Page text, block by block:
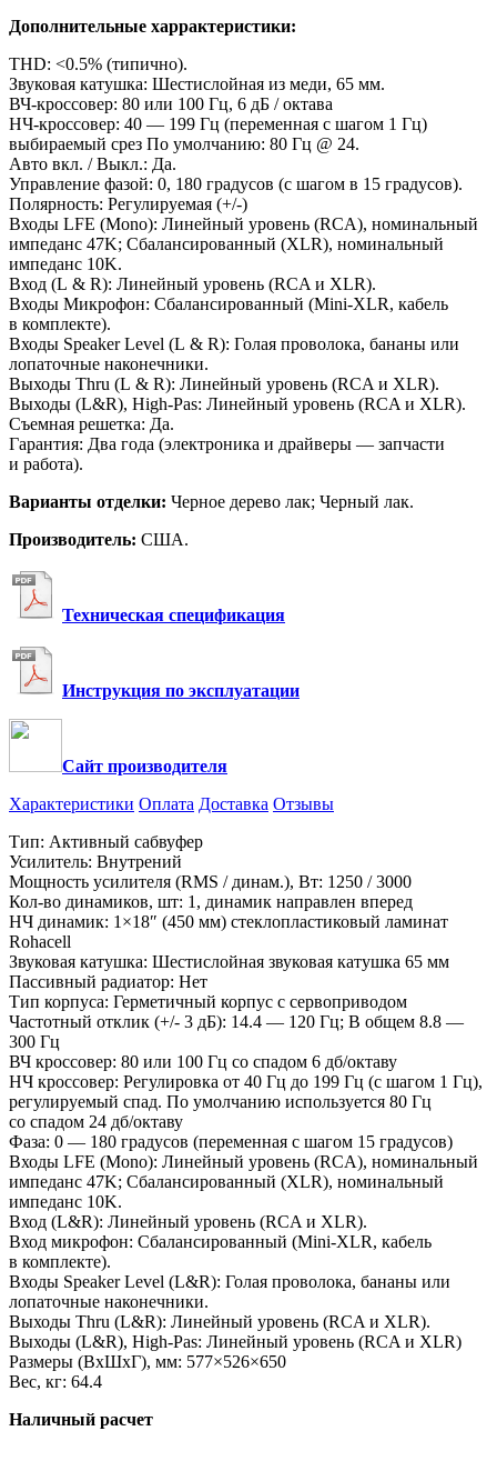
Дополнительные харрактеристики:
THD: <0.5% (типично).
Звуковая катушка: Шестислойная из меди, 65 мм.
ВЧ-кроссовер: 80 или 100 Гц, 6 дБ / октава
НЧ-кроссовер: 40 — 199 Гц (переменная с шагом 1 Гц)
выбираемый срез По умолчанию: 80 Гц @ 24.
Авто вкл. / Выкл.: Да.
Управление фазой: 0, 180 градусов (с шагом в 15 градусов).
Полярность: Регулируемая (+/-)
Входы LFE (Mono): Линейный уровень (RCA), номинальный
импеданс 47K; Сбалансированный (XLR), номинальный
импеданс 10K.
Вход (L & R): Линейный уровень (RCA и XLR).
Входы Микрофон: Cбалансированный (Mini-XLR, кабель
в комплекте).
Входы Speaker Level (L & R): Голая проволока, бананы или
лопаточные наконечники.
Выходы Thru (L & R): Линейный уровень (RCA и XLR).
Выходы (L&R), High-Pas: Линейный уровень (RCA и XLR).
Съемная решетка: Да.
Гарантия: Два года (электроника и драйверы — запчасти
и работа).
Варианты отделки: Черное дерево лак; Черный лак.
Производитель: США.
Техническая спецификация
Инструкция по эксплуатации
Сайт производителя
Характеристики Оплата Доставка Отзывы
Тип: Активный сабвуфер
Усилитель: Внутрений
Мощность усилителя (RMS / динам.), Вт: 1250 / 3000
Кол-во динамиков, шт: 1, динамик направлен вперед
НЧ динамик: 1×18″ (450 мм) cтеклопластиковый ламинат
Rohacell
Звуковая катушка: Шестислойная звуковая катушка 65 мм
Пассивный радиатор: Нет
Тип корпуса: Герметичный корпус с сервоприводом
Частотный отклик (+/- 3 дБ): 14.4 — 120 Гц; В общем 8.8 —
300 Гц
ВЧ кроссовер: 80 или 100 Гц со спадом 6 дб/октаву
НЧ кроссовер: Регулировка от 40 Гц до 199 Гц (с шагом 1 Гц),
регулируемый спад. По умолчанию используется 80 Гц
со спадом 24 дб/октаву
Фаза: 0 — 180 градусов (переменная с шагом 15 градусов)
Входы LFE (Mono): Линейный уровень (RCA), номинальный
импеданс 47K; Сбалансированный (XLR), номинальный
импеданс 10K.
Вход (L&R): Линейный уровень (RCA и XLR).
Вход микрофон: Cбалансированный (Mini-XLR, кабель
в комплекте).
Входы Speaker Level (L&R): Голая проволока, бананы или
лопаточные наконечники.
Выходы Thru (L&R): Линейный уровень (RCA и XLR).
Выходы (L&R), High-Pas: Линейный уровень (RCA и XLR)
Размеры (ВxШxГ), мм: 577×526×650
Вес, кг: 64.4
Наличный расчет